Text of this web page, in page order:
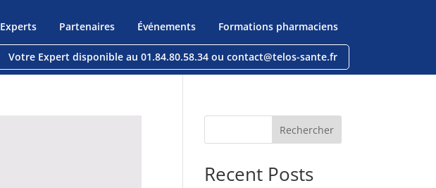
Experts Partenaires Événements Formations pharmaciens
Votre Expert disponible au 01.84.80.58.34 ou contact@telos-sante.fr
Rechercher
Recent Posts